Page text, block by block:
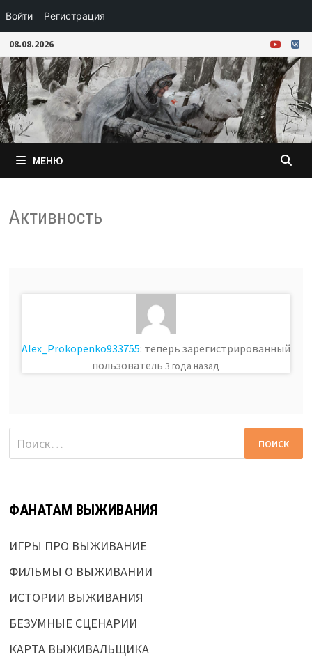
Войти Регистрация
Перейти
к
содержимому
08.08.2026
МЕНЮ
Активность
Alex_Prokopenko933755: теперь зарегистрированный
пользователь3 года назад
Найти:
ФАНАТАМ ВЫЖИВАНИЯ
ИГРЫ ПРО ВЫЖИВАНИЕ
ФИЛЬМЫ О ВЫЖИВАНИИ
ИСТОРИИ ВЫЖИВАНИЯ
БЕЗУМНЫЕ СЦЕНАРИИ
КАРТА ВЫЖИВАЛЬЩИКА